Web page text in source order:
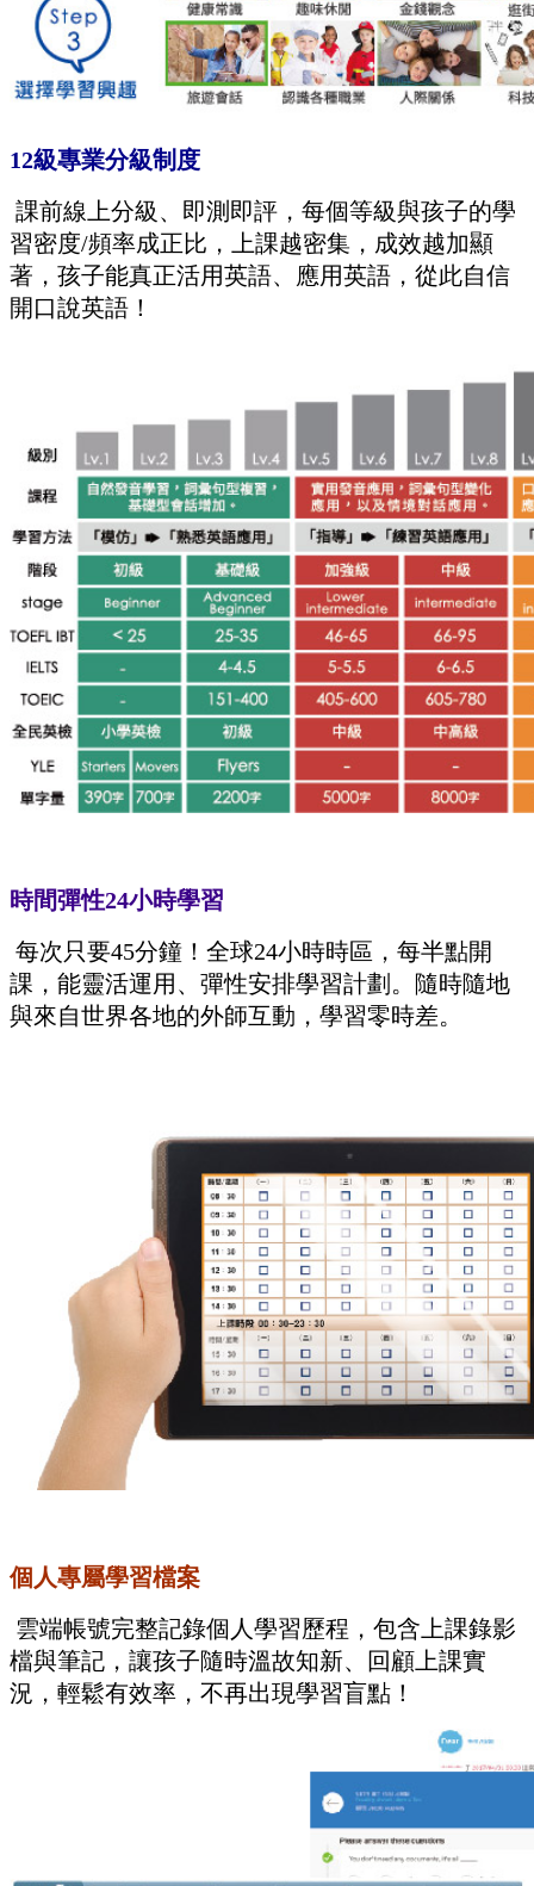
12級專業分級制度
課前線上分級、即測即評，每個等級與孩子的學
習密度/頻率成正比，上課越密集，成效越加顯
著，孩子能真正活用英語、應用英語，從此自信
開口說英語！
時間彈性24小時學習
每次只要45分鐘！全球24小時時區，每半點開
課，能靈活運用、彈性安排學習計劃。隨時隨地
與來自世界各地的外師互動，學習零時差。
個人專屬學習檔案
雲端帳號完整記錄個人學習歷程，包含上課錄影
檔與筆記，讓孩子隨時溫故知新、回顧上課實
況，輕鬆有效率，不再出現學習盲點！